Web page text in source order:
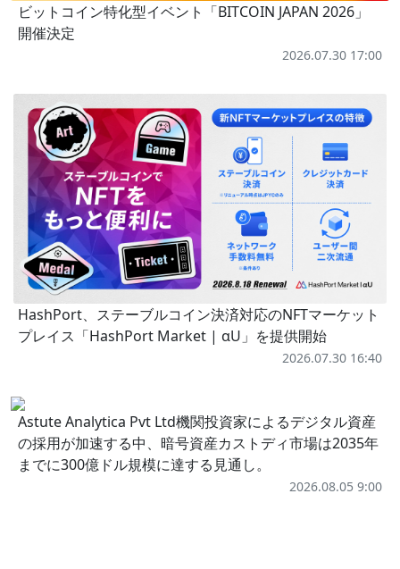
ビットコイン特化型イベント「BITCOIN JAPAN 2026」
開催決定
2026.07.30 17:00
HashPort、ステーブルコイン決済対応のNFTマーケット
プレイス「HashPort Market | αU」を提供開始
2026.07.30 16:40
Astute Analytica Pvt Ltd機関投資家によるデジタル資産
の採用が加速する中、暗号資産カストディ市場は2035年
までに300億ドル規模に達する見通し。
2026.08.05 9:00